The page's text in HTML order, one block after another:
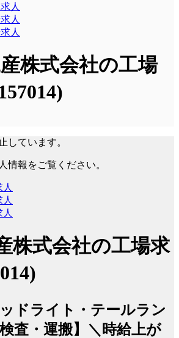
人
人
人
株式会社の工場
しています。
情報をご覧ください。
株式会社の工場求
ッドライト・テールラン
査・運搬】＼時給上が